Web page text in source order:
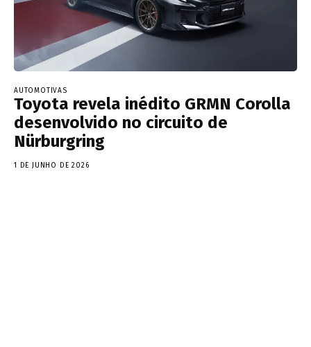
AUTOMOTIVAS
Toyota revela inédito GRMN Corolla
desenvolvido no circuito de
Nürburgring
1 DE JUNHO DE 2026